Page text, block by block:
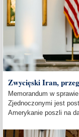
Zwycięski Iran,
Memorandum w
Zjednoczonymi jest
Amerykanie poszli na